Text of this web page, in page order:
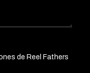
de Reel Fathers